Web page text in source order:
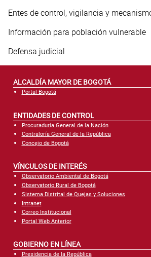
Entes de control, vigilancia y
Información para población vulnerable
Defensa judicial
ALCALDÍA MAYOR DE BOGOTÁ
Portal Bogotá
ENTIDADES DE CONTROL
Procuraduría General de la Nación
Contraloría General de la República
Concejo de Bogotá
VÍNCULOS DE INTERÉS
Observatorio Ambiental de Bogotá
Observatorio Rural de Bogotá
Sistema Distrital de Quejas y Soluciones
Intranet
Correo Institucional
Portal Web Anterior
GOBIERNO EN LÍNEA
Presidencia de la República